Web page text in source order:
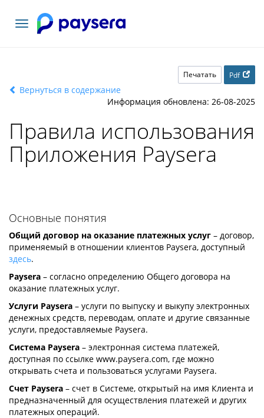
Toggle
navigation
Печатать Pdf
Вернуться в содержание
Информация обновлена: 26-08-2025
Правила использования
Приложения Paysera
Основные понятия
Общий договор на оказание платежных услуг – договор,
применяемый в отношении клиентов Paysera, доступный
здесь.
Paysera – согласно определению Общего договора на
оказание платежных услуг.
Услуги Paysera – услуги по выпуску и выкупу электронных
денежных средств, переводам, оплате и другие связанные
услуги, предоставляемые Paysera.
Система Paysera – электронная система платежей,
доступная по ссылке www.paysera.com, где можно
открывать счета и пользоваться услугами Paysera.
Счет Paysera – счет в Системе, открытый на имя Клиента и
предназначенный для осуществления платежей и других
платежных операций.